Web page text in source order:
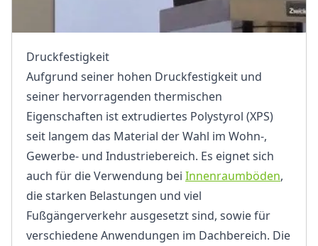
Druckfestigkeit
Aufgrund seiner hohen Druckfestigkeit und
seiner hervorragenden thermischen
Eigenschaften ist extrudiertes Polystyrol (XPS)
seit langem das Material der Wahl im Wohn-,
Gewerbe- und Industriebereich. Es eignet sich
auch für die Verwendung bei Innenraumböden,
die starken Belastungen und viel
Fußgängerverkehr ausgesetzt sind, sowie für
verschiedene Anwendungen im Dachbereich. Die